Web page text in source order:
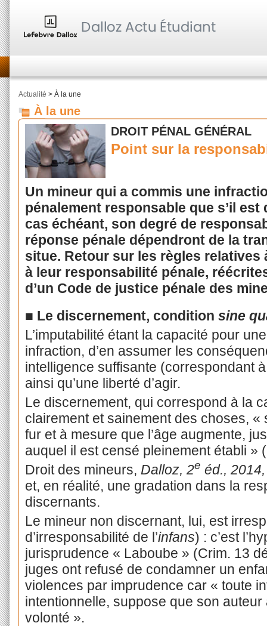
Actualité > À la une
À la une
DROIT PÉNAL GÉNÉRAL
Point sur la
Un mineur qui a commis une
pénalement responsable que s’il
cas échéant, son degré de
réponse pénale dépendront de la
situe. Retour sur les règles relatives
à leur responsabilité pénale,
d’un Code de justice pénale des
■ Le discernement, condition sine
L’imputabilité étant la capacité pour
infraction, d’en assumer les
intelligence suffisante (correspondant
ainsi qu’une liberté d’agir.
Le discernement, qui correspond à la
clairement et sainement des choses, «
fur et à mesure que l’âge augmente,
auquel il est censé pleinement établi »
Droit des mineurs, Dalloz, 2e éd.,
et, en réalité, une gradation dans la
discernants.
Le mineur non discernant, lui, est
d’irresponsabilité de l’infans) : c’est
jurisprudence « Laboube » (Crim. 13
juges ont refusé de condamner un
violences par imprudence car « toute
intentionnelle, suppose que son
volonté ».